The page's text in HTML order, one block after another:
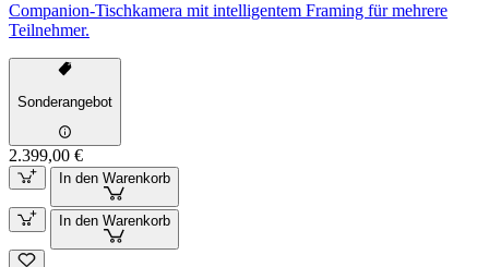
Companion-Tischkamera mit intelligentem Framing für mehrere
Teilnehmer.
Sonderangebot
2.399,00 €
In den Warenkorb
In den Warenkorb